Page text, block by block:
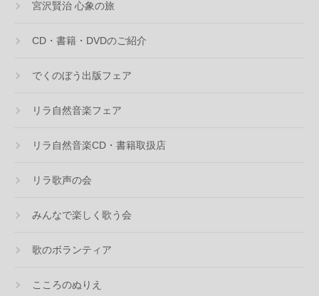
宮沢賢治 心象の旅
CD・書籍・DVDのご紹介
でくのぼう出版フェア
リラ自然音楽フェア
リラ自然音楽CD・書籍取扱店
リラ歌声の会
みんなで楽しく歌う会
歌のボランティア
こころのぬりえ